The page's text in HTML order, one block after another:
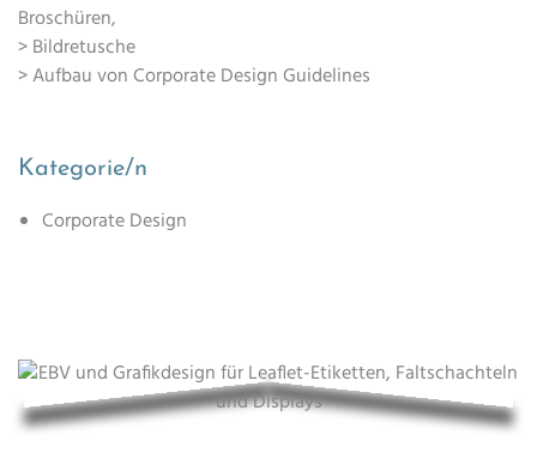
Broschüren,
> Bildretusche
> Aufbau von Corporate Design Guidelines
Kategorie/n
Corporate Design